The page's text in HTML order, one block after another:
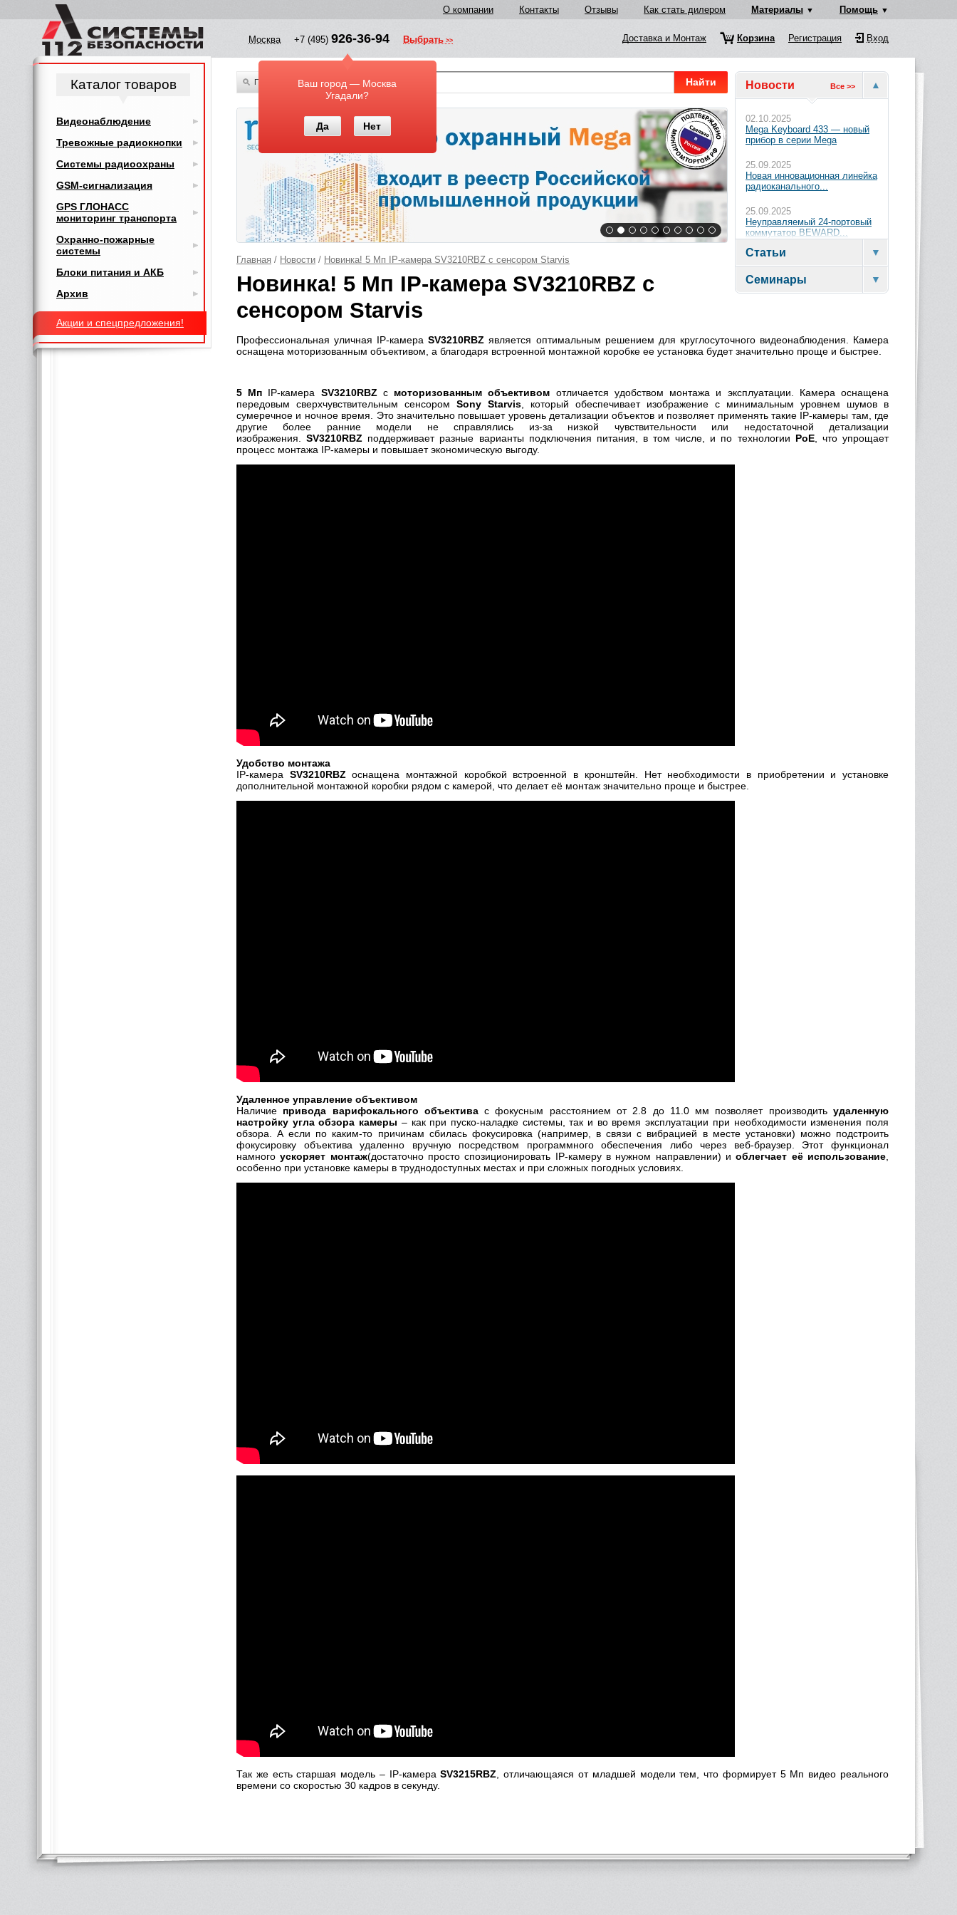
О компании Контакты Отзывы Как стать дилером Материалы Помощь
Москва +7 (495) 926-36-94
Ваш город — Москва
Угадали?
Да Нет
Выбрать Доставка и Монтаж Корзина Регистрация Вход
Новости Все >>
02.10.2025
Mega Keyboard 433 — новый
прибор в серии Mega
25.09.2025
Новая инновационная линейка
радиоканального...
25.09.2025
Неуправляемый 24-портовый
коммутатор BEWARD...
Статьи
Семинары
По всему каталогу Найти
Главная / Новости / Новинка! 5 Мп IP-камера SV3210RBZ с сенсором Starvis
Новинка! 5 Мп IP-камера SV3210RBZ с
сенсором Starvis
Профессиональная уличная IP-камераSV3210RBZ является оптимальным решением для круглосуточного видеонаблюдения. Камера
оснащена моторизованным объективом, а благодаря встроенной монтажной коробке ее установка будет значительно проще и быстрее.
5 Мп IP-камера SV3210RBZ с моторизованным объективом отличается удобством монтажа и эксплуатации. Камера оснащена
передовым сверхчувствительным сенсором Sony Starvis , который обеспечивает изображение с минимальным уровнем шумов в
сумеречное и ночное время. Это значительно повышает уровень детализации объектов и позволяет применять такие IP-камеры там, где
другие более ранние модели не справлялись из-за низкой чувствительности или недостаточной детализации
изображения.SV3210RBZ поддерживает разные варианты подключения питания, в том числе, и по технологии PoE, что упрощает
процесс монтажа IP-камеры и повышает экономическую выгоду.
Удобство монтажа
IP-камера SV3210RBZ оснащена монтажной коробкой встроенной в кронштейн. Нет необходимости в приобретении и установке
дополнительной монтажной коробки рядом с камерой, что делает eё монтаж значительно проще и быстрее.
Удаленное управление объективом
Наличие привода варифокального объективас фокусным расстоянием от 2.8 до 11.0 мм позволяет производитьудаленную
настройку угла обзора камеры – как при пуско-наладке системы, так и во время эксплуатации при необходимости изменения поля
обзора. А если по каким-то причинам сбилась фокусировка (например, в связи с вибрацией в месте установки) можно подстроить
фокусировку объектива удаленно вручную посредством программного обеспечения либо через веб-браузер. Этот функционал
намногоускоряет монтаж(достаточно просто спозиционировать IP-камеру в нужном направлении) иоблегчает её использование
особенно при установке камеры в труднодоступных местах и при сложных погодных условиях.
Так же есть старшая модель – IP-камераSV3215RBZ , отличающаяся от младшей модели тем, что формирует 5 Мп видео реального
времени со скоростью 30 кадров в секунду.
Каталог товаров
Видеонаблюдение
Тревожные радиокнопки
Системы радиоохраны
GSM-сигнализация
GPS ГЛОНАСС
мониторинг транспорта
Охранно-пожарные
системы
Блоки питания и АКБ
Архив
Акции и спецпредложения!